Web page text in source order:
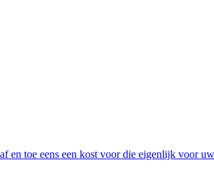
en toe eens een kost voor die eigenlijk voor